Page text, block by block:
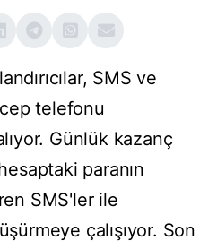
SMS ve
telefonu
Günlük kazanç
paranın
SMS'ler ile
çalışıyor. Son